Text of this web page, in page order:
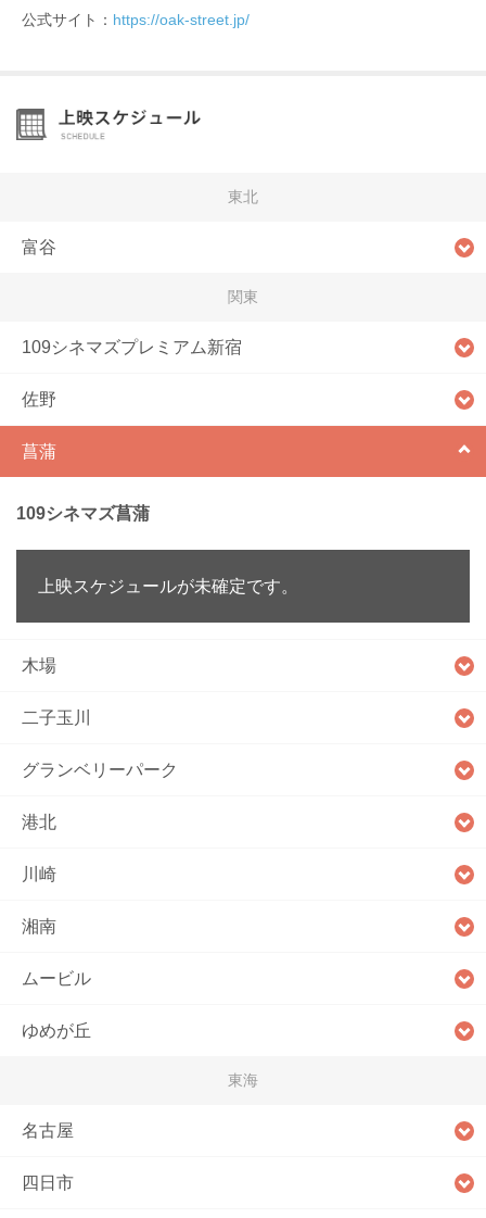
公式サイト： https://oak-street.jp/
東北
富谷
関東
109シネマズプレミアム新宿
佐野
菖蒲
109シネマズ菖蒲
上映スケジュールが未確定です。
木場
二子玉川
グランベリーパーク
港北
川崎
湘南
ムービル
ゆめが丘
東海
名古屋
四日市